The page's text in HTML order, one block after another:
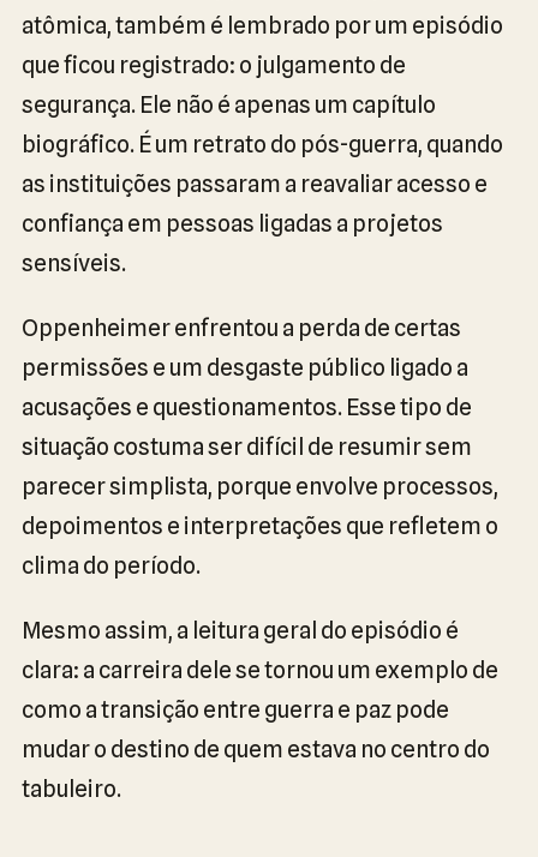
atômica, também é lembrado por um episódio
que ficou registrado: o julgamento de
segurança. Ele não é apenas um capítulo
biográfico. É um retrato do pós-guerra, quando
as instituições passaram a reavaliar acesso e
confiança em pessoas ligadas a projetos
sensíveis.
Oppenheimer enfrentou a perda de certas
permissões e um desgaste público ligado a
acusações e questionamentos. Esse tipo de
situação costuma ser difícil de resumir sem
parecer simplista, porque envolve processos,
depoimentos e interpretações que refletem o
clima do período.
Mesmo assim, a leitura geral do episódio é
clara: a carreira dele se tornou um exemplo de
como a transição entre guerra e paz pode
mudar o destino de quem estava no centro do
tabuleiro.